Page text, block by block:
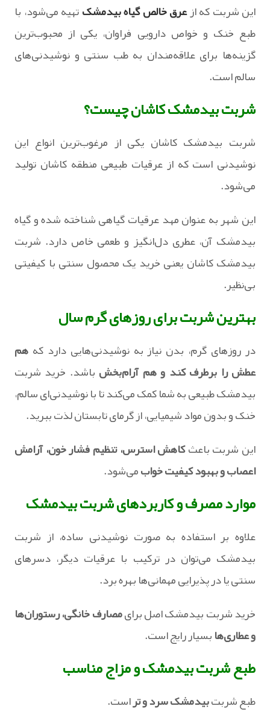
این شربت که ازعرق خالص گیاه بیدمشکتهیه می‌شود، با
طبع خنک و خواص دارویی فراوان، یکی از محبوب‌ترین
گزینه‌ها برای علاقه‌مندان به طب سنتی و نوشیدنی‌های
سالم است.
شربت بیدمشک کاشان چیست؟
شربت بیدمشک کاشان یکی از مرغوب‌ترین انواع این
نوشیدنی است که از عرقیات طبیعی منطقه کاشان تولید
می‌شود.
این شهر به‌ عنوان مهد عرقیات گیاهی شناخته شده و گیاه
بیدمشک آن، عطری دل‌انگیز و طعمی خاص دارد. شربت
بیدمشک کاشان یعنی خرید یک محصول سنتی با کیفیتی
بی‌نظیر.
بهترین شربت برای روزهای گرم سال
در روزهای گرم، بدن نیاز به نوشیدنی‌هایی دارد که هم
عطش را برطرف کند و هم آرام‌بخش باشد. خرید شربت
بیدمشک طبیعی به شما کمک می‌کند تا با نوشیدنی‌ای سالم،
خنک و بدون مواد شیمیایی، از گرمای تابستان لذت ببرید.
این شربت باعثکاهش استرس، تنظیم فشار خون، آرامش
اعصاب و بهبود کیفیت خوابمی‌شود.
موارد مصرف و کاربردهای شربت بیدمشک
علاوه بر استفاده به‌ صورت نوشیدنی ساده، از شربت
بیدمشک می‌توان در ترکیب با عرقیات دیگر، دسرهای
سنتی یا در پذیرایی مهمانی‌ها بهره برد.
خرید شربت بیدمشک اصل برایمصارف خانگی، رستوران‌ها
و عطاری‌هابسیار رایج است.
طبع شربت بیدمشک و مزاج مناسب
طبع شربتبیدمشک سرد و تراست.